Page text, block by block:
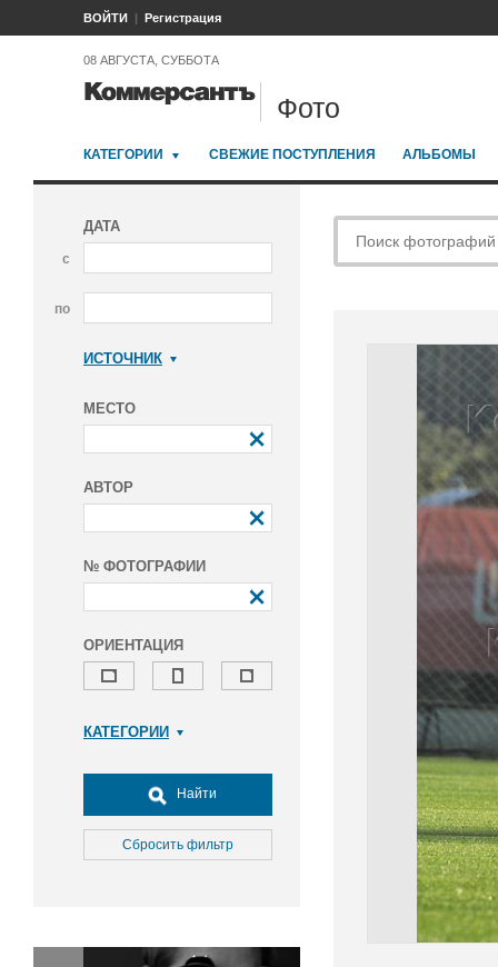
ВОЙТИ Регистрация
08 АВГУСТА, СУББОТА
Фото
КАТЕГОРИИ СВЕЖИЕ ПОСТУПЛЕНИЯ АЛЬБОМЫ
ДАТА
с
по
ИСТОЧНИК
МЕСТО
АВТОР
№ ФОТОГРАФИИ
ОРИЕНТАЦИЯ
КАТЕГОРИИ
Досуг, туризм и отдых
Культура
Медицина
Окружающая среда
Найти
Сбросить фильтр